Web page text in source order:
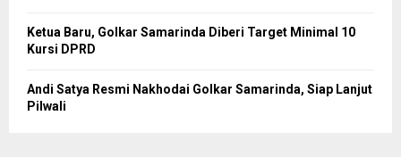
Ketua Baru, Golkar Samarinda Diberi Target Minimal 10
Kursi DPRD
Andi Satya Resmi Nakhodai Golkar Samarinda, Siap Lanjut
Pilwali